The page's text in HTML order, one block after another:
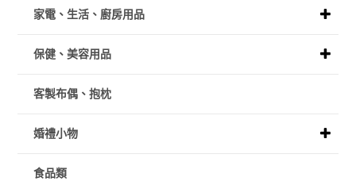
家電、生活、廚房用品
保健、美容用品
客製布偶、抱枕
婚禮小物
食品類